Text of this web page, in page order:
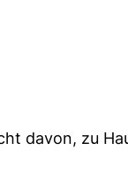
davon, zu